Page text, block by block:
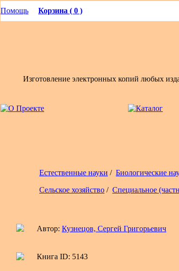
Помощь Корзина ( 0 )
Изготовление электронных копий любых
Естественные науки / Биологические
Сельское хозяйство / Специальное
Автор: Кузнецов, Сергей Григорьевич
Книга ID: 5143